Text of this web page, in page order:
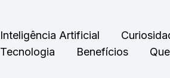
Inteligência Artificial
Tecnologia
Benefícios